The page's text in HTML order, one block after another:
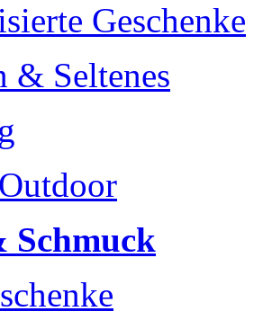
Geschenke
& Seltenes
Schmuck